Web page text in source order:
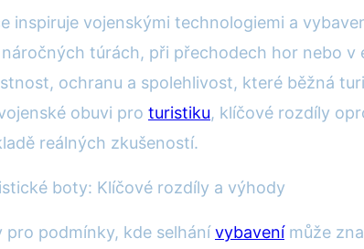
inspiruje vojenskými technologiemi a
túrách, při přechodech hor nebo
ochranu a spolehlivost, které běžná
obuvi pro turistiku, klíčové rozdíly
reálných zkušeností.
boty: Klíčové rozdíly a výhody
pro podmínky, kde selhánívybavenímůže